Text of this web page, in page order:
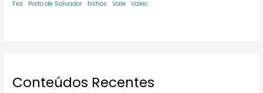
Fiol Porto de Salvador trilhos Vale Valec
Conteúdos Recentes